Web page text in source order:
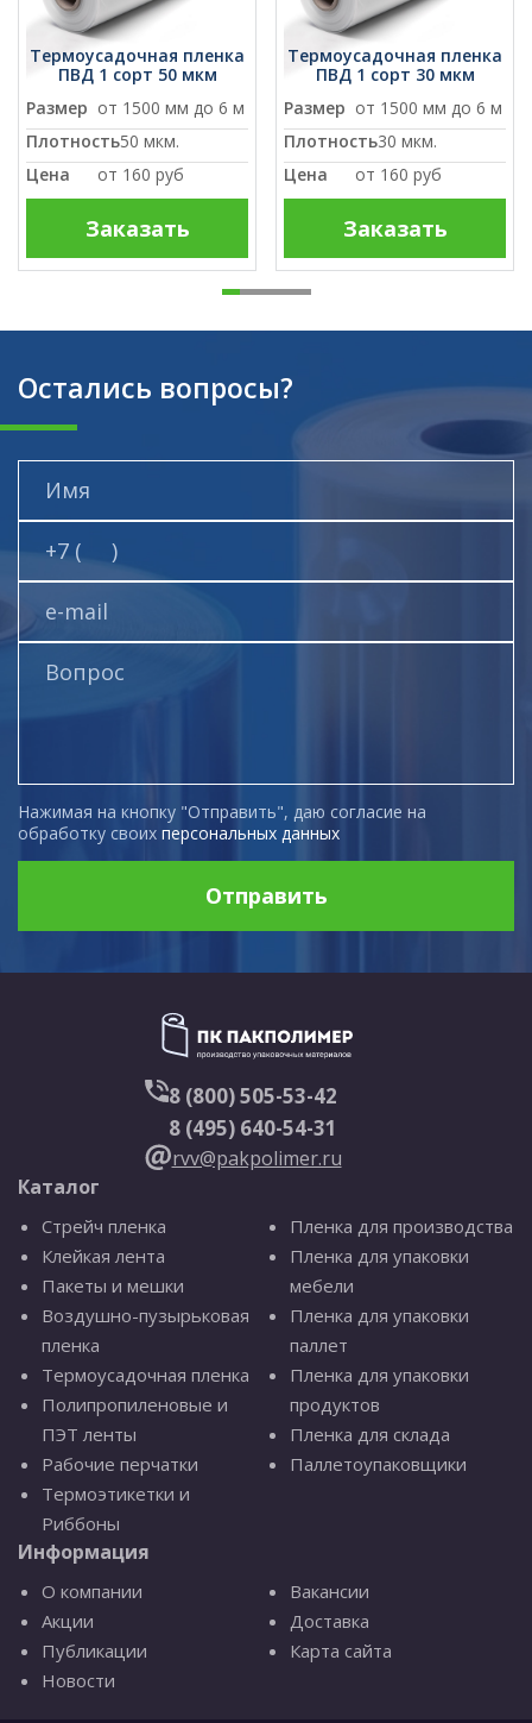
Термоусадочная пленка
ПВД 1 сорт 50 мкм
Размер от 1500 мм до 6 м
Плотность50 мкм.
Цена
от 160 руб
Заказать
Термоусадочная пленка
ПВД 1 сорт 30 мкм
Размер от 1500 мм до 6 м
Плотность30 мкм.
Цена
от 160 руб
Заказать
Остались вопросы?
Нажимая на кнопку "Отправить", даю согласие на
обработку своих персональных данных
Отправить
8 (800) 505-53-42
8 (495) 640-54-31
rvv@pakpolimer.ru
Каталог
Стрейч пленка
Клейкая лента
Пакеты и мешки
Воздушно-пузырьковая
пленка
Термоусадочная пленка
Полипропиленовые и
ПЭТ ленты
Рабочие перчатки
Термоэтикетки и
Риббоны
Пленка для производства
Пленка для упаковки
мебели
Пленка для упаковки
паллет
Пленка для упаковки
продуктов
Пленка для склада
Паллетоупаковщики
Информация
О компании
Акции
Публикации
Новости
Вакансии
Доставка
Карта сайта